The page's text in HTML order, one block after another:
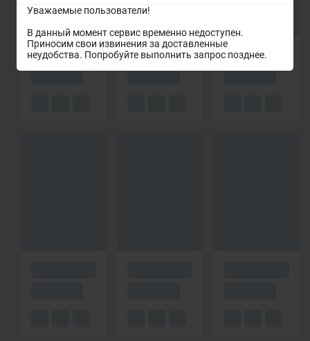
Уважаемые пользователи!
В данный момент сервис временно недоступен.
Приносим свои извинения за доставленные
неудобства. Попробуйте выполнить запрос позднее.